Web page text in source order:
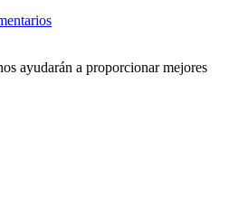
ayudarán a proporcionar mejores